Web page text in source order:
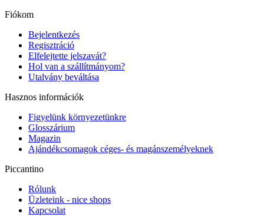
Fiókom
Bejelentkezés
Regisztráció
Elfelejtette jelszavát?
Hol van a szállítmányom?
Utalvány beváltása
Hasznos információk
Figyelünk környezetünkre
Glosszárium
Magazin
Ajándékcsomagok céges- és magánszemélyeknek
Piccantino
Rólunk
Üzleteink - nice shops
Kapcsolat